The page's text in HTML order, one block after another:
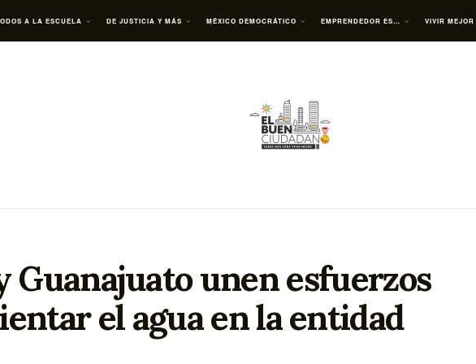
A LA ESCUELA DE JUSTICIA Y MÁS MÉXICO DEMOCRÁTICO EMPRENDEDOR ES… VIVIR MEJOR
Guanajuato unen esfuerzos
el agua en la entidad